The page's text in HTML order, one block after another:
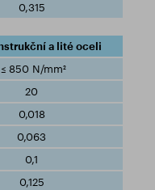
0,315
a lité oceli
≤ 850 N/mm²
20
0,018
0,063
0,1
0,125